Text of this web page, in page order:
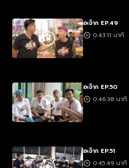
อะจ๊าก EP.49
0:43:11 นาที
อะจ๊าก EP.50
0:46:38 นาที
อะจ๊าก EP.51
0:45:49 นาที